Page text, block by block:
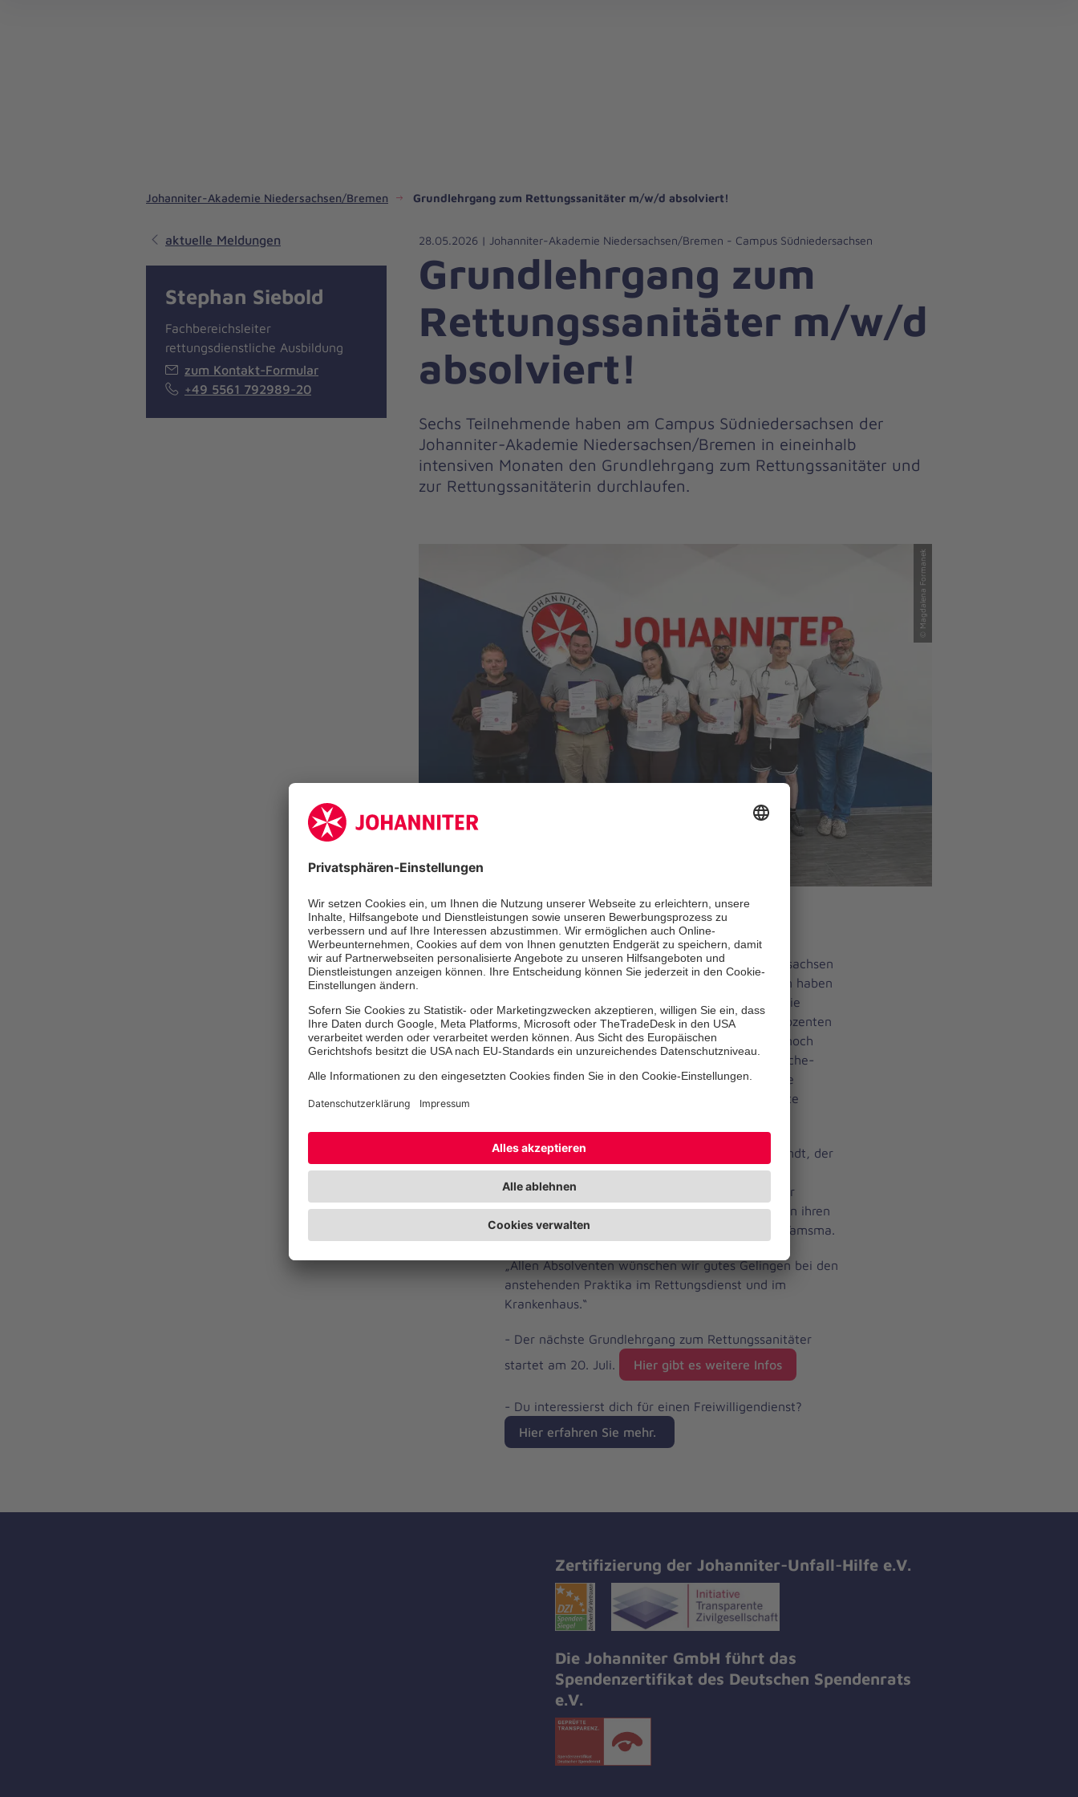
Johanniter-Akademie Niedersachsen/Bremen Grundlehrgang zum Rettungssanitäter m/w/d absolviert!
28.05.2026 | Johanniter-Akademie Niedersachsen/Bremen - Campus Südniedersachsen
Grundlehrgang zum
Rettungssanitäter m/w/d
absolviert!
Sechs Teilnehmende haben am Campus Südniedersachsen der
Johanniter-Akademie Niedersachsen/Bremen in eineinhalb
intensiven Monaten den Grundlehrgang zum Rettungssanitäter und
zur Rettungssanitäterin durchlaufen.
© Magdalena Formanek
Sechs Teilnehmende des Grundlehrganges zum
Rettungssanitäter m/w/d am Campus Südniedersachsen
der Johanniter-Akademie Niedersachsen/Bremen haben
eineinhalb intensive Monate hinter sich. Durch die
kleinere Teilnehmerzahl als üblich konnten die Dozenten
intensiv auf die vielen Themen des Lehrganges noch
tiefer eingehen. Abgerundet wurde der theoretische-
praktische Lehrgang durch den Besuch der Messe
RETTmobil in Fulda. Hier konnten alle interessante
Mit beim Grundlehrgang war auch Joshua Behrendt, der
als Bundesfreiwilligendienstler im Hausnotruf-
Einsatzdienst in Northeim durchstarten wird. „Wir
bereiten gerne in unseren Kursen junge Menschen ihren
Freiwilligendienst vor“, erklärt Kursleiter Pieter Tamsma.
„Allen Absolventen wünschen wir gutes Gelingen bei den
anstehenden Praktika im Rettungsdienst und im
Krankenhaus.“
- Der nächste Grundlehrgang zum Rettungssanitäter
startet am 20. Juli.
Hier gibt es weitere Infos
- Du interessierst dich für einen Freiwilligendienst?
Hier erfahren Sie mehr.
aktuelle Meldungen
Stephan Siebold
Fachbereichsleiter
rettungsdienstliche Ausbildung
zum Kontakt-Formular
+49 5561 792989-20
Zertifizierung der Johanniter-Unfall-Hilfe e.V.
Die Johanniter GmbH führt das
Spendenzertifikat des Deutschen Spendenrats
e.V.